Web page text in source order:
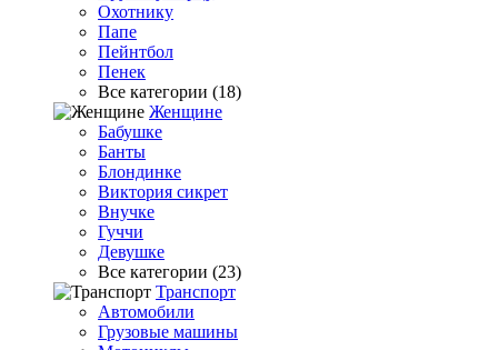
Охотнику
Папе
Пейнтбол
Пенек
Все категории (18)
Женщине
Бабушке
Банты
Блондинке
Виктория сикрет
Внучке
Гуччи
Девушке
Все категории (23)
Транспорт
Автомобили
Грузовые машины